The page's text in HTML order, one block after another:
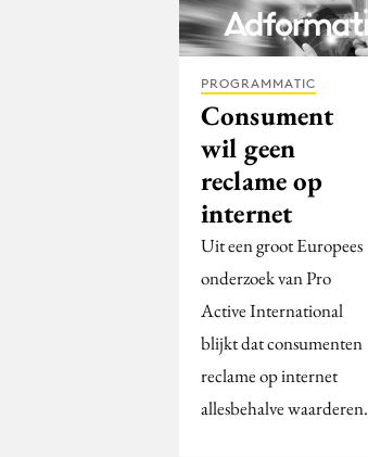
PROGRAMMATIC
Consument
wil geen
reclame op
internet
Uit een groot Europees
onderzoek van Pro
Active International
blijkt dat consumenten
reclame op internet
allesbehalve waarderen.